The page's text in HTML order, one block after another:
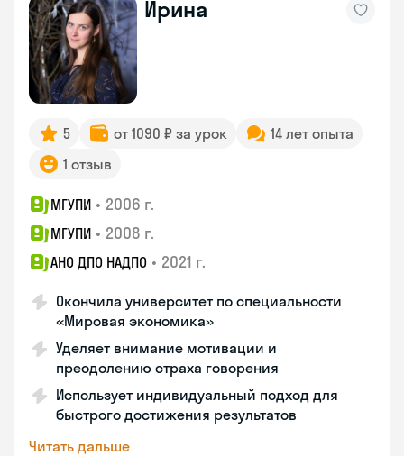
Ирина
5 от 1090 ₽ за урок
14 лет опыта
1 отзыв
МГУПИ • 2006 г.
МГУПИ • 2008 г.
АНО ДПО НАДПО • 2021 г.
Окончила университет по специальности
«Мировая экономика»
Уделяет внимание мотивации и
преодолению страха говорения
Использует индивидуальный подход для
быстрого достижения результатов
Читать дальше